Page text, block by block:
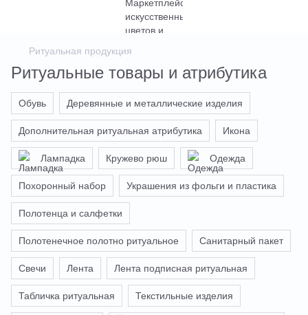
Ритуальная продукция
Ритуальные товары и атрибутика
Обувь Деревянные и металлические изделия
Дополнительная ритуальная атрибутика Икона
Лампадка Кружево рюш Одежда
Похоронный набор Украшения из фольги и пластика
Полотенца и салфетки
Полотенечное полотно ритуальное Санитарный пакет
Свечи Лента Лента подписная ритуальная
Табличка ритуальная Текстильные изделия